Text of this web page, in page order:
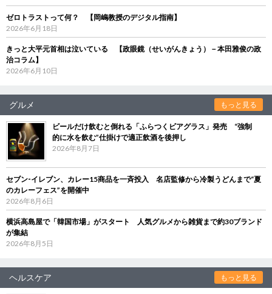
ゼロトラストって何？ 【岡嶋教授のデジタル指南】
2026年6月18日
きっと大平元首相は泣いている 【政眼鏡（せいがんきょう）－本田雅俊の政
治コラム】
2026年6月10日
グルメ もっと見る
ビールだけ飲むと倒れる「ふらつくビアグラス」発売 “強制
的に水を飲む”仕掛けで適正飲酒を後押し
2026年8月7日
セブン‐イレブン、カレー15商品を一斉投入 名店監修から冷製うどんまで“夏
のカレーフェス”を開催中
2026年8月6日
横浜高島屋で「韓国市場」がスタート 人気グルメから雑貨まで約30ブランド
が集結
2026年8月5日
ヘルスケア もっと見る